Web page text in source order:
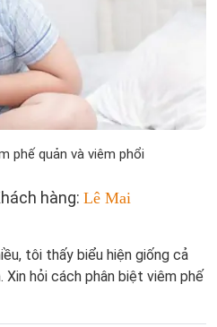
phế quản và viêm phổi
hàng: Lê Mai
tôi thấy biểu hiện giống cả
Xin hỏi cách phân biệt viêm phế